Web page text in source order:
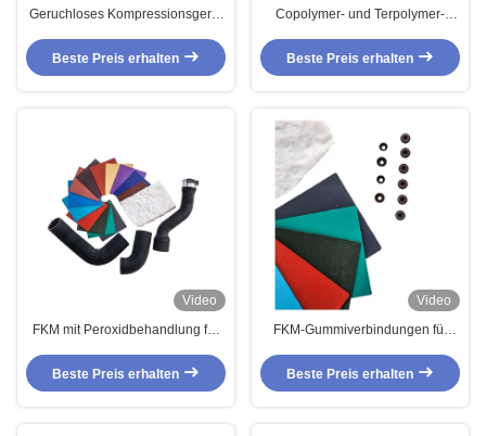
Geruchloses Kompressionsgerät
intelligente tragbare Geräte
Fluorelastomerverbindung
Beste Preis erhalten
Copolymer- und Terpolymer-
Beste Preis erhalten
Video
FKM mit Peroxidbehandlung für
Temperaturen
Beste Preis erhalten
Video
FKM-Gummiverbindungen für
Ringe und Öldichtungen
Beste Preis erhalten